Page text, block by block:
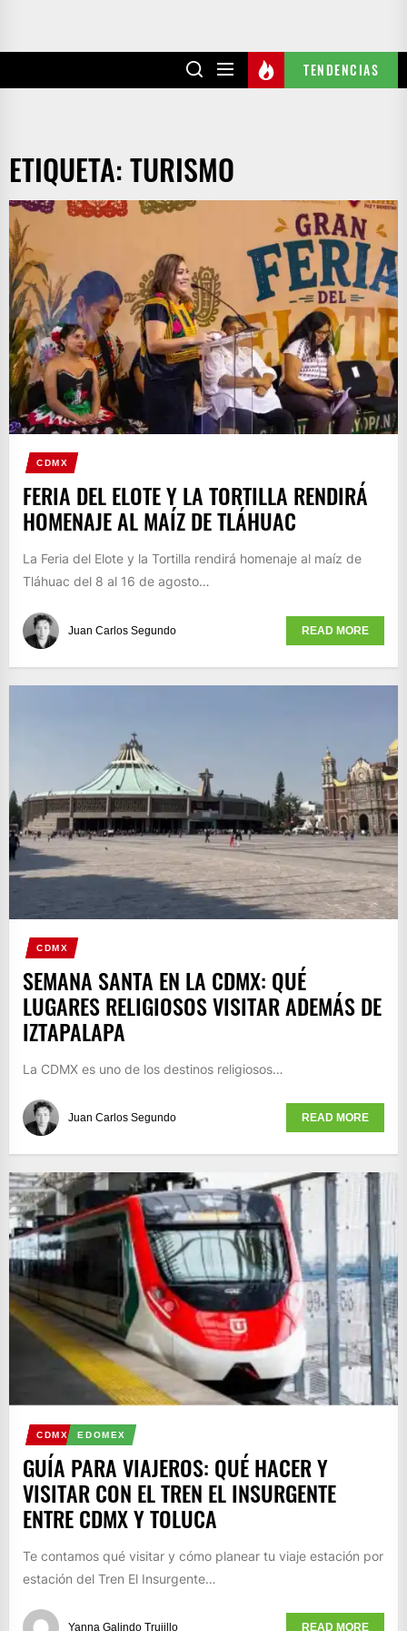
TENDENCIAS
ETIQUETA:TURISMO
CDMX
FERIA DEL ELOTE Y LA TORTILLA RENDIRÁ
HOMENAJE AL MAÍZ DE TLÁHUAC
La Feria del Elote y la Tortilla rendirá homenaje al maíz de
Tláhuac del 8 al 16 de agosto…
Juan Carlos Segundo READ MORE
CDMX
SEMANA SANTA EN LA CDMX: QUÉ
LUGARES RELIGIOSOS VISITAR ADEMÁS DE
IZTAPALAPA
La CDMX es uno de los destinos religiosos…
Juan Carlos Segundo READ MORE
CDMX EDOMEX
GUÍA PARA VIAJEROS: QUÉ HACER Y
VISITAR CON EL TREN EL INSURGENTE
ENTRE CDMX Y TOLUCA
Te contamos qué visitar y cómo planear tu viaje estación por
estación del Tren El Insurgente…
Yanna Galindo Trujillo READ MORE